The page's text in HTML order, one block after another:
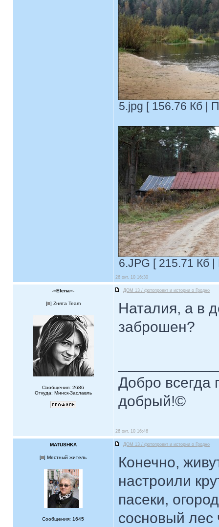
5.jpg [ 156.76 Кб |
6.JPG [ 215.71 Кб
26 окт, 10 16:30
-=Elena=- ДОМ 13 / фотопроект и истории о Гродно
[ ] Zнята Team
Сообщения: 2686
Откуда: Минск-Заславль
Наталия, а в
заброшен?
Добро всегда
добрый!©
26 окт, 10 16:46
MATUSHKA ДОМ 13 / фотопроект и истории о Гродно
[ ] Местный житель
Сообщения: 1645
Конечно,
настроили
пасеки,
сосновый лес